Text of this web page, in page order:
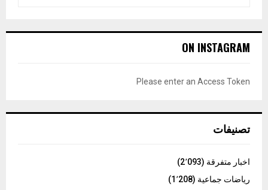
h
o
C
ON INSTAGRAM
Please enter an Access Token
تصنيفات
اخبار متفرقة (2٬093)
رياضات جماعية (1٬208)